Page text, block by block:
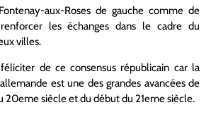
aux-Roses de gauche comme de
les échanges dans le cadre du
villes.
de ce consensus républicain car la
est une des grandes avancées de
20eme siècle et du début du 21eme siècle.